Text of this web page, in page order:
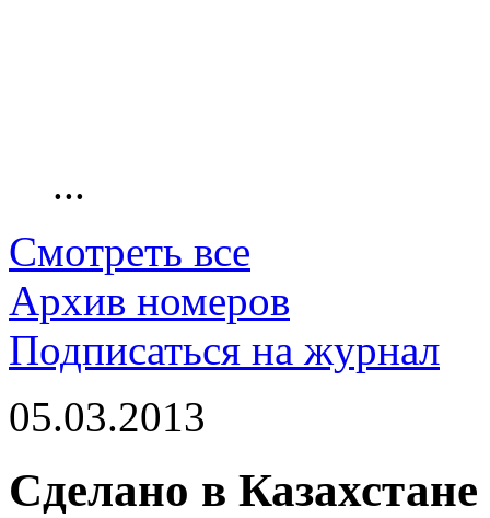
...
Смотреть все
Архив номеров
Подписаться на журнал
05.03.2013
Сделано в Казахстане